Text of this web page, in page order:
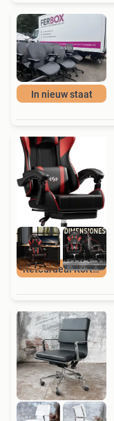
In nieuw staat
Retourdeal Korting